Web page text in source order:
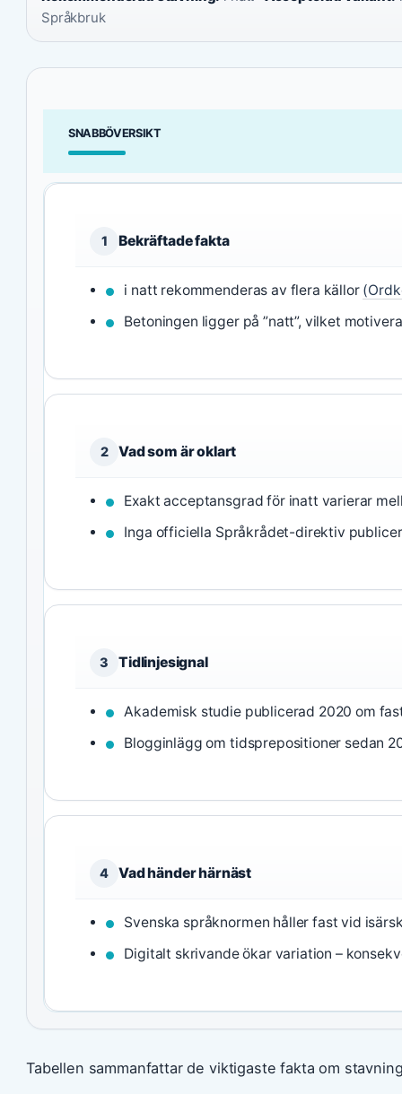
Språkbruk
SNABBÖVERSIKT
1 Bekräftade fakta
i natt rekommenderas av flera källor
Betoningen ligger på ”natt”, vilket
2 Vad som är oklart
Exakt acceptansgrad för inatt varierar
Inga officiella Språkrådet-direktiv
3 Tidlinjesignal
Akademisk studie publicerad 2020 om
Blogginlägg om tidsprepositioner sedan
4 Vad händer härnäst
Svenska språknormen håller fast vid
Digitalt skrivande ökar variation –
Tabellen sammanfattar de viktigaste fakta om